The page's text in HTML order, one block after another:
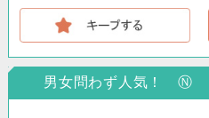
男女問わず人気！ Ⓝ